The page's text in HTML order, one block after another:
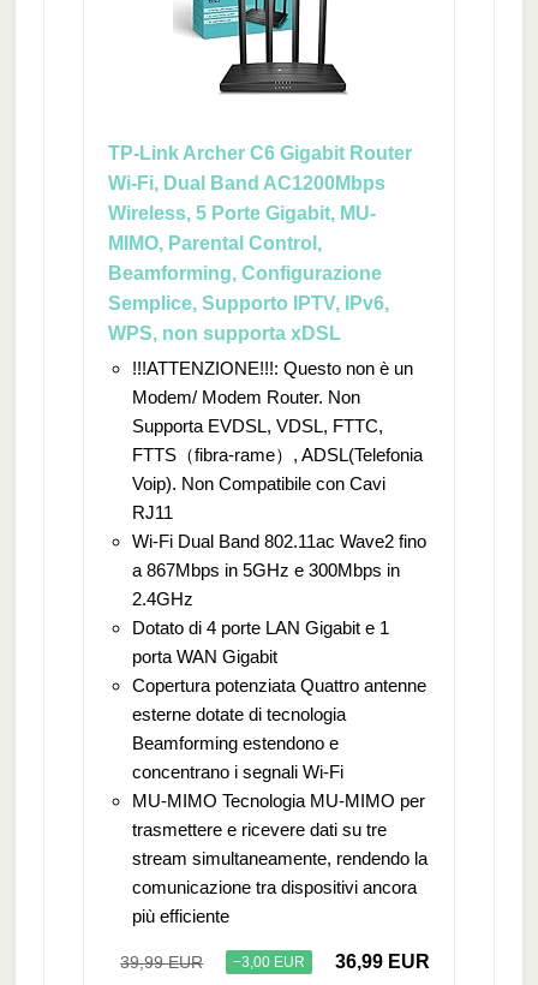
TP-Link Archer C6 Gigabit Router
Wi-Fi, Dual Band AC1200Mbps
Wireless, 5 Porte Gigabit, ‎‎MU-
MIMO, Parental Control,
Beamforming, Configurazione
Semplice, Supporto IPTV, IPv6,
WPS, non supporta xDSL
!!!ATTENZIONE!!!: Questo non è un
Modem/ Modem Router. Non
Supporta EVDSL, VDSL, FTTC,
FTTS（fibra-rame）, ADSL(Telefonia
Voip). Non Compatibile con Cavi
RJ11
Wi-Fi Dual Band 802.11ac Wave2 fino
a 867Mbps in 5GHz e 300Mbps in
2.4GHz
Dotato di 4 porte LAN Gigabit e 1
porta WAN Gigabit
Copertura potenziata Quattro antenne
esterne dotate di tecnologia
Beamforming estendono e
concentrano i segnali Wi-Fi
MU-MIMO Tecnologia MU-MIMO per
trasmettere e ricevere dati su tre
stream simultaneamente, rendendo la
comunicazione tra dispositivi ancora
più efficiente
39,99 EUR −3,00 EUR 36,99 EUR